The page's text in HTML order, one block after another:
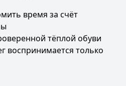
время за счёт
тёплой обуви
воспринимается только